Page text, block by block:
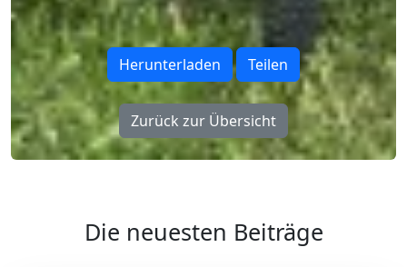
Herunterladen Teilen
Zurück zur Übersicht
Die neuesten Beiträge